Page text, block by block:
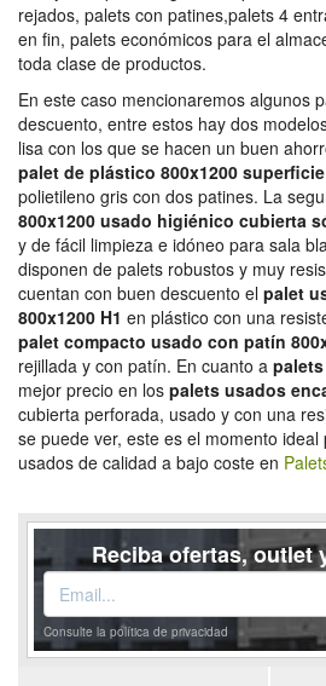
rejados, palets con patines,palets 4
en fin, palets económicos para el
toda clase de productos.
En este caso mencionaremos algunos
descuento, entre estos hay dos
lisa con los que se hacen un buen
palet de plástico 800x1200
polietileno gris con dos patines. La
800x1200 usado higiénico cubierta
y de fácil limpieza e idóneo para sala
disponen de palets robustos y muy
cuentan con buen descuento el palet
800x1200 H1 en plástico con una
palet compacto usado con patín
rejillada y con patín. En cuanto a
mejor precio en los palets usados
cubierta perforada, usado y con una
se puede ver, este es el momento
usados de calidad a bajo coste en
Reciba ofertas, outlet
Consulte la política de privacidad